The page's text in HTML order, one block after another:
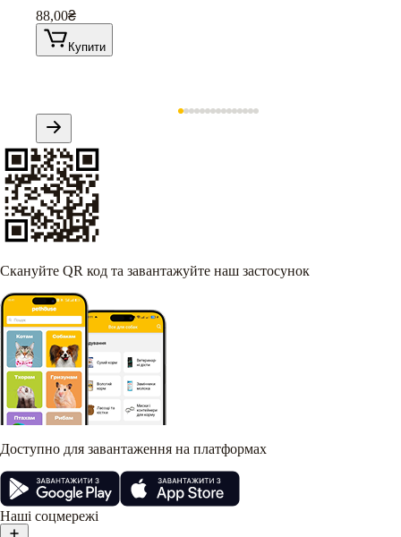
88,00₴
Купити
Скануйте QR код та завантажуйте наш застосунок
Доступно для завантаження на платформах
Наші соцмережі